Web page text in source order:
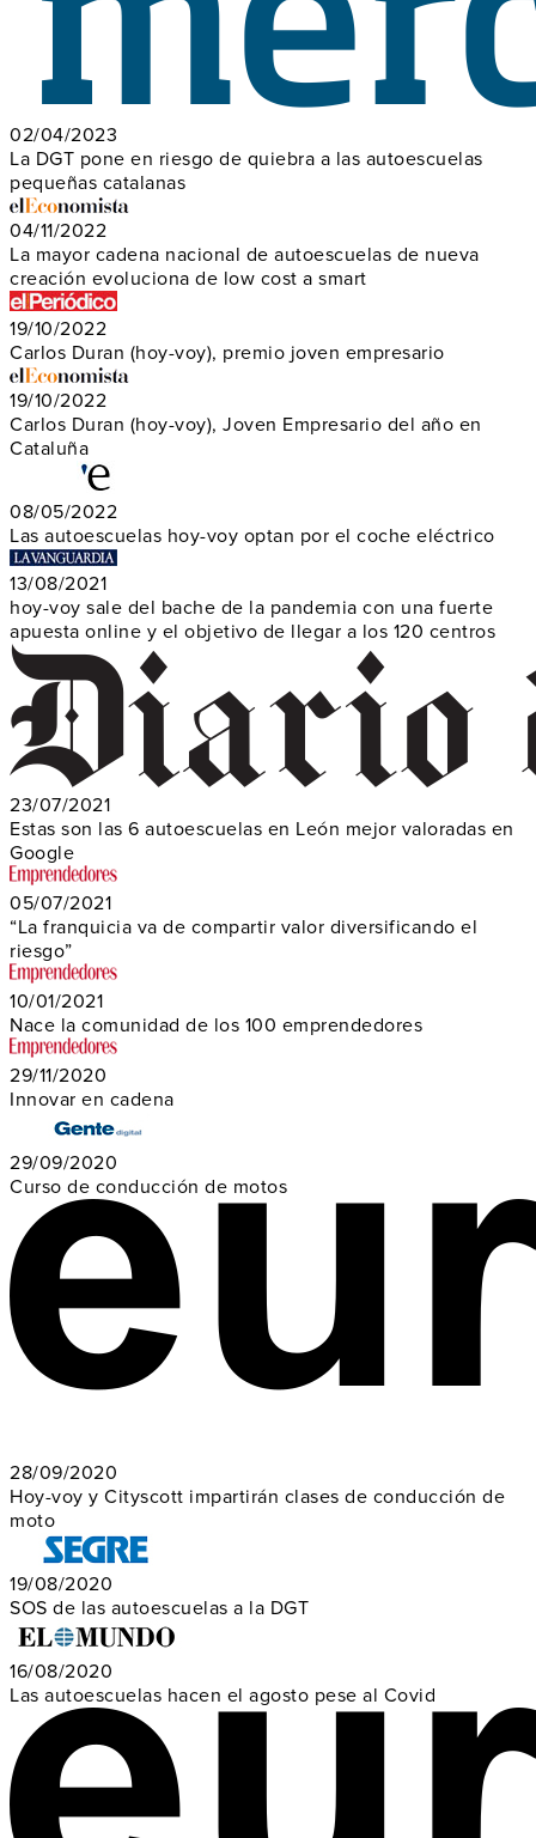
02/04/2023
La DGT pone en riesgo de quiebra a las autoescuelas
pequeñas catalanas
04/11/2022
La mayor cadena nacional de autoescuelas de nueva
creación evoluciona de low cost a smart
19/10/2022
Carlos Duran (hoy-voy), premio joven empresario
19/10/2022
Carlos Duran (hoy-voy), Joven Empresario del año en
Cataluña
08/05/2022
Las autoescuelas hoy-voy optan por el coche eléctrico
13/08/2021
hoy-voy sale del bache de la pandemia con una fuerte
apuesta online y el objetivo de llegar a los 120 centros
23/07/2021
Estas son las 6 autoescuelas en León mejor valoradas en
Google
05/07/2021
“La franquicia va de compartir valor diversificando el
riesgo”
10/01/2021
Nace la comunidad de los 100 emprendedores
29/11/2020
Innovar en cadena
29/09/2020
Curso de conducción de motos
28/09/2020
Hoy-voy y Cityscott impartirán clases de conducción de
moto
19/08/2020
SOS de las autoescuelas a la DGT
16/08/2020
Las autoescuelas hacen el agosto pese al Covid